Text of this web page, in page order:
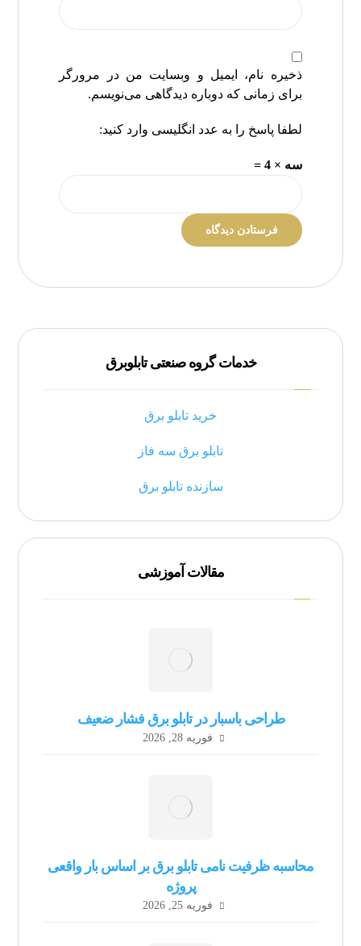
ذخیره نام، ایمیل و وبسایت من در مرورگر
برای زمانی که دوباره دیدگاهی می‌نویسم.
لطفا پاسخ را به عدد انگلیسی وارد کنید:
سه × 4 =
خدمات گروه صنعتی تابلوبرق
خرید تابلو برق
تابلو برق سه فاز
سازنده تابلو برق
مقالات آموزشی
طراحی باسبار در تابلو برق فشار ضعیف
فوریه 28, 2026
محاسبه ظرفیت نامی تابلو برق بر اساس بار واقعی
پروژه
فوریه 25, 2026